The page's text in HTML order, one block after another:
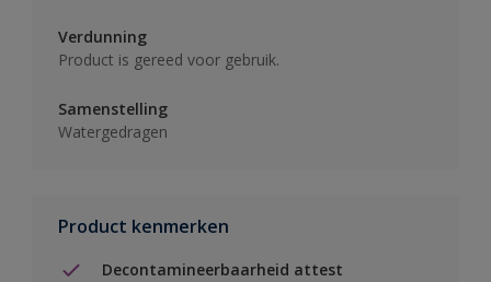
Verdunning
Product is gereed voor gebruik.
Samenstelling
Watergedragen
Product kenmerken
Decontamineerbaarheid attest